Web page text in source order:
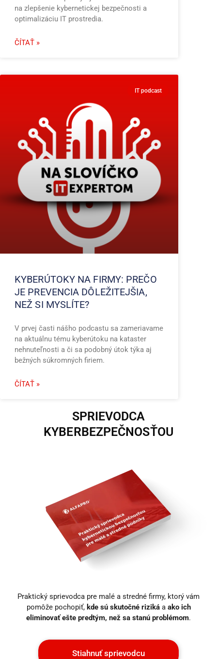
na zlepšenie kybernetickej bezpečnosti a
optimalizáciu IT prostredia.
ČÍTAŤ »
IT podcast
KYBERÚTOKY NA FIRMY: PREČO
JE PREVENCIA DÔLEŽITEJŠIA,
NEŽ SI MYSLÍTE?
V prvej časti nášho podcastu sa zameriavame
na aktuálnu tému kyberútoku na kataster
nehnuteľnosti a či sa podobný útok týka aj
bežných súkromných firiem.
ČÍTAŤ »
SPRIEVODCA
KYBERBEZPEČNOSŤOU
Praktický sprievodca pre malé a stredné firmy, ktorý vám
pomôže pochopiť, kde sú skutočné rizikáa ako ich
eliminovať ešte predtým, než sa stanú problémom.
Stiahnuť sprievodcu